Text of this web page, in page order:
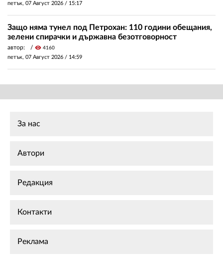
петък, 07 Август 2026 / 15:17
Защо няма тунел под Петрохан: 110 години обещания,
зелени спирачки и държавна безотговорност
автор: visibility 4160
петък, 07 Август 2026 / 14:59
За нас
Автори
Редакция
Контакти
Реклама